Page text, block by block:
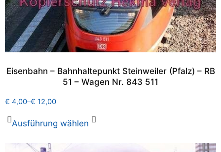
Eisenbahn – Bahnhaltepunkt Steinweiler (Pfalz) – RB
51 – Wagen Nr. 843 511
€ 4,00–€ 12,00
Ausführung wählen